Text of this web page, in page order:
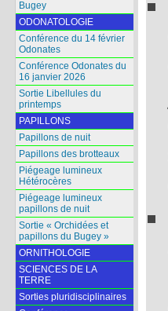
Bugey
ODONATOLOGIE
Conférence du 14 février
Odonates
Conférence Odonates du
16 janvier 2026
Sortie Libellules du
printemps
PAPILLONS
Papillons de nuit
Papillons des brotteaux
Piégeage lumineux
Hétérocères
Piégeage lumineux
papillons de nuit
Sortie « Orchidées et
papillons du Bugey »
ORNITHOLOGIE
SCIENCES DE LA
TERRE
Sorties pluridisciplinaires